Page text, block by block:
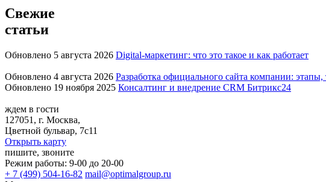
Свежие
статьи
Обновлено 5 августа 2026 Digital-маркетинг: что это такое и как работает
Обновлено 4 августа 2026 Разработка официального сайта компании: этапы,
Обновлено 19 ноября 2025 Консалтинг и внедрение CRM Битрикс24
ждем в гости
127051, г. Москва,
Цветной бульвар, 7с11
Открыть карту
пишите, звоните
Режим работы: 9-00 до 20-00
+ 7 (499) 504-16-82 mail@optimalgroup.ru